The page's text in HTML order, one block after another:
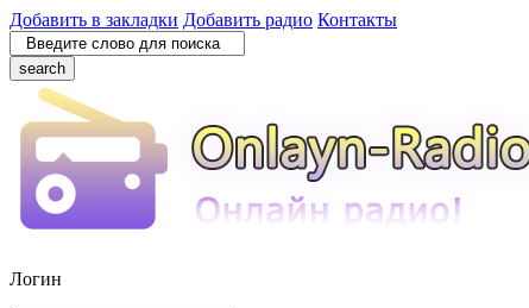
Добавить в закладки Добавить радио Контакты
search
Логин